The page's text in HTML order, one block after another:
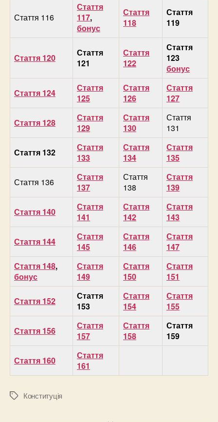
Стаття 116
Стаття
117,
бонус
Стаття
118
Стаття
119
Стаття 120
Стаття
121
Стаття
122
Стаття
123
бонус
Стаття 124
Стаття
125
Стаття
126
Стаття
127
Стаття 128
Стаття
129
Стаття
130
Стаття
131
Стаття 132
Стаття
133
Стаття
134
Стаття
135
Стаття 136
Стаття
137
Стаття
138
Стаття
139
Стаття 140
Стаття
141
Стаття
142
Стаття
143
Стаття 144
Стаття
145
Стаття
146
Стаття
147
Стаття 148,
бонус
Стаття
149
Стаття
150
Стаття
151
Стаття 152
Стаття
153
Стаття
154
Стаття
155
Стаття 156
Стаття
157
Стаття
158
Стаття
159
Стаття 160
Стаття
161
ПозначкиКонституція